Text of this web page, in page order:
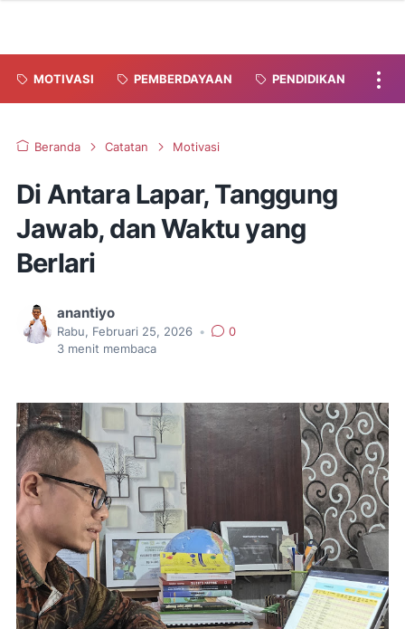
MOTIVASI PEMBERDAYAAN PENDIDIKAN
Beranda Catatan Motivasi
Di Antara Lapar, Tanggung
Jawab, dan Waktu yang
Berlari
anantiyo
Rabu, Februari 25, 2026 •
0
3 menit membaca